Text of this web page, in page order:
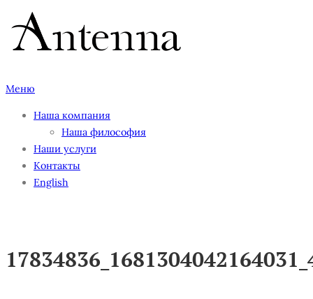
Перейти
содержимому
Меню
Наша компания
Наша философия
Наши услуги
Контакты
English